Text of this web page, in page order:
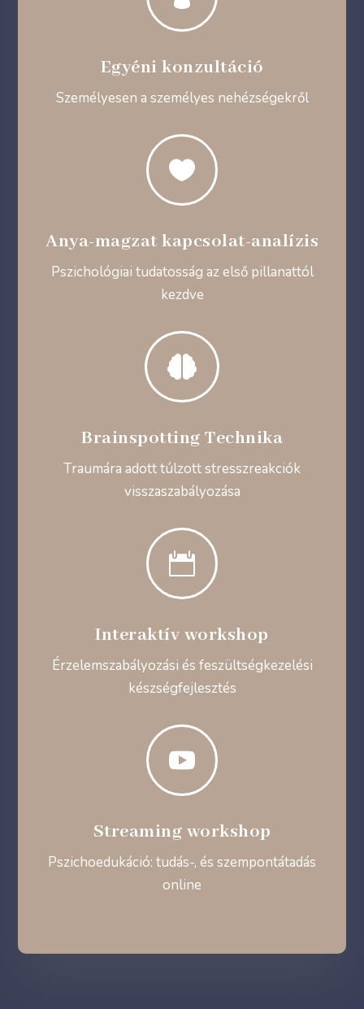
Egyéni konzultáció
Személyesen a személyes nehézségekről

Anya-magzat kapcsolat-analízis
Pszichológiai tudatosság az első pillanattól
kezdve

Brainspotting Technika
Traumára adott túlzott stresszreakciók
visszaszabályozása

Interaktív workshop
Érzelemszabályozási és feszültségkezelési
készségfejlesztés

Streaming workshop
Pszichoedukáció: tudás-, és szempontátadás
online